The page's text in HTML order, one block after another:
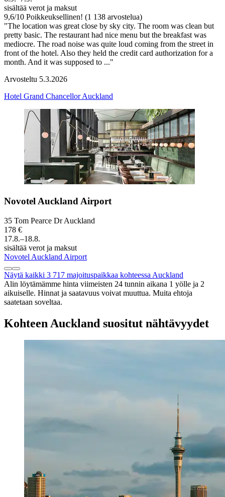
sisältää verot ja maksut
9,6/10 Poikkeuksellinen! (1 138 arvostelua)
"The location was great close by sky city. The room was clean but
pretty basic. The restaurant had nice menu but the breakfast was
mediocre. The road noise was quite loud coming from the street in
front of the hotel. Also they held the credit card authorization for a
month. And it was supposed to ..."
Arvosteltu 5.3.2026
Hotel Grand Chancellor Auckland
Novotel Auckland Airport
35 Tom Pearce Dr Auckland
178 €
17.8.–18.8.
sisältää verot ja maksut
Novotel Auckland Airport
Näytä kaikki 3 717 majoituspaikkaa kohteessa Auckland
Alin löytämämme hinta viimeisten 24 tunnin aikana 1 yölle ja 2
aikuiselle. Hinnat ja saatavuus voivat muuttua. Muita ehtoja
saatetaan soveltaa.
Kohteen Auckland suositut nähtävyydet